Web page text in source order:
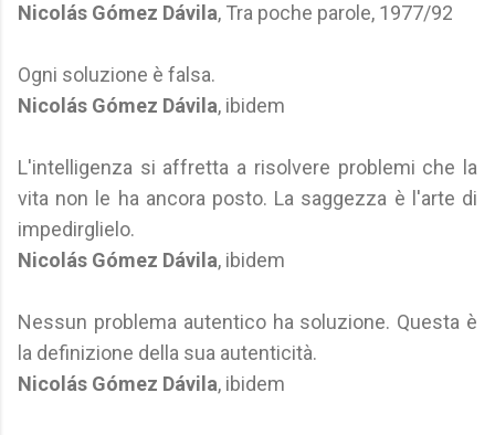
Nicolás Gómez Dávila, Tra poche parole, 1977/92
Ogni soluzione è falsa.
Nicolás Gómez Dávila, ibidem
L'intelligenza si affretta a risolvere problemi che la
vita non le ha ancora posto. La saggezza è l'arte di
impedirglielo.
Nicolás Gómez Dávila, ibidem
Nessun problema autentico ha soluzione. Questa è
la definizione della sua autenticità.
Nicolás Gómez Dávila, ibidem